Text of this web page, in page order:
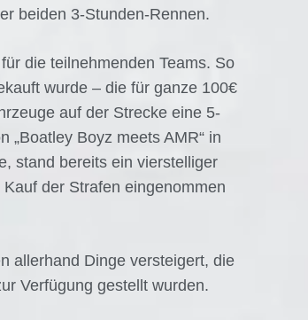
beiden 3-Stunden-Rennen.
die teilnehmenden Teams. So
wurde – die für ganze 100€
auf der Strecke eine 5-
„Boatley Boyz meets AMR“ in
stand bereits ein vierstelliger
der Strafen eingenommen
allerhand Dinge versteigert, die
Verfügung gestellt wurden.